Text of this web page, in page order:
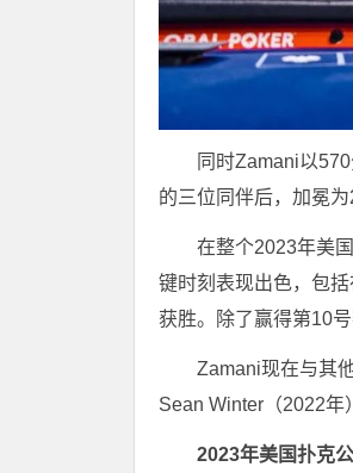
同时Zamani以
的三位同伴后，加冕
在整个2023年美
键时刻表现出色，包
获胜。除了赢得第10
Zamani现在与其
Sean Winter（2022年
2023年美国扑克